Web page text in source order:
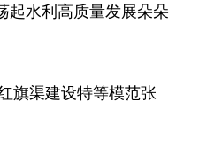
水利高质量发展朵朵
旗渠建设特等模范张